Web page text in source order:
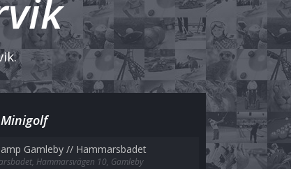
Minigolf
Gamleby // Hammarsbadet
Hammarsvägen 10, Gamleby